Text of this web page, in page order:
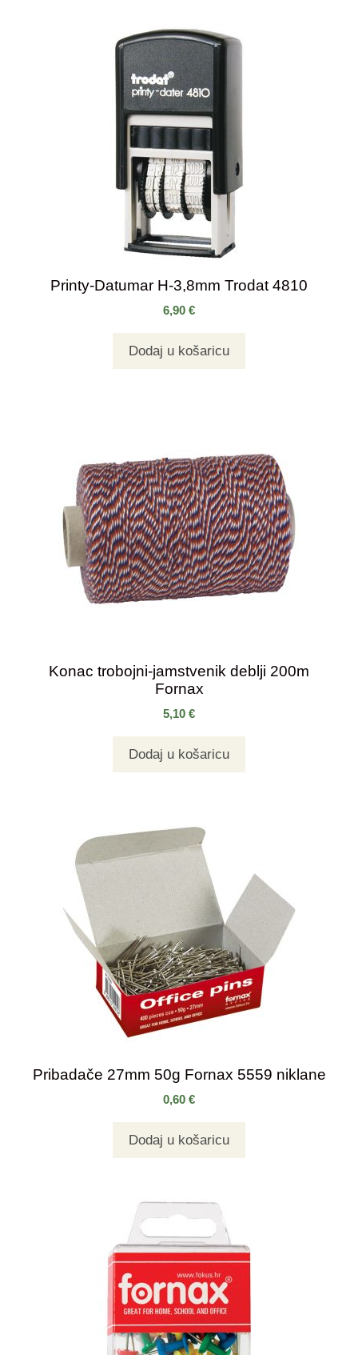
Printy-Datumar H-3,8mm Trodat 4810
6,90 €
Dodaj u košaricu
Konac trobojni-jamstvenik deblji 200m
Fornax
5,10 €
Dodaj u košaricu
Pribadače 27mm 50g Fornax 5559 niklane
0,60 €
Dodaj u košaricu